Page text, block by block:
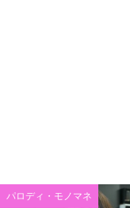
パロディ・モノマネ